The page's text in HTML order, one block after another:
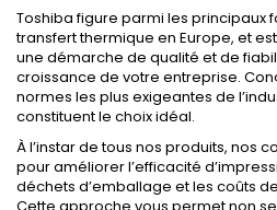
Toshiba figure parmi les principaux
transfert thermique en Europe, et
une démarche de qualité et de
croissance de votre entreprise.
normes les plus exigeantes de
constituent le choix idéal.
À l’instar de tous nos produits, nos
pour améliorer l’efficacité
déchets d’emballage et les coûts